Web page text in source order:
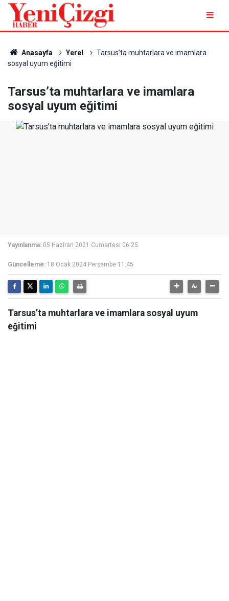
Anasayfa Yerel
Tarsus’ta muhtarlara ve imamlara
sosyal uyum eğitimi
Tarsus’ta muhtarlara ve imamlara
sosyal uyum eğitimi
Yayınlanma: 05 Haziran 2021 Cumartesi 06:25
Güncelleme: 18 Ocak 2024 Perşembe 11:45
Tarsus’ta muhtarlara ve imamlara sosyal uyum
eğitimi